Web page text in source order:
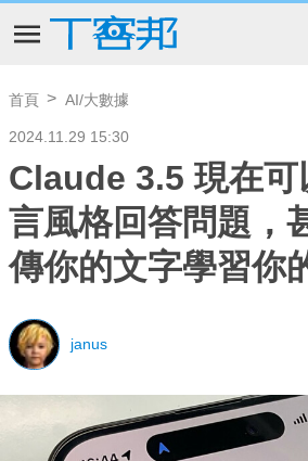
首頁 AI/大數據
2024.11.29 15:30
Claude 3.5 現在可
言風格回答問題，
傳你的文字學習你
janus